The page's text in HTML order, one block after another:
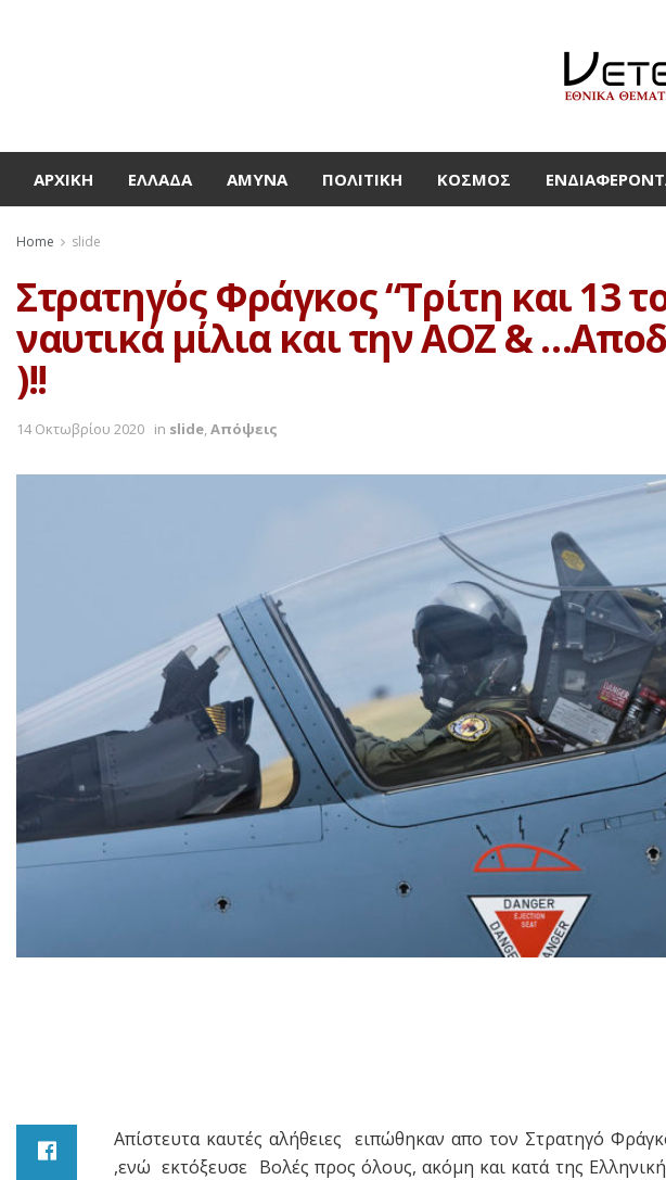
ΑΡΧΙΚΉ ΕΛΛΆΔΑ ΆΜΥΝΑ ΠΟΛΙΤΙΚΉ ΚΌΣΜΟΣ
Home slide
Στρατηγός Φράγκος “Τρίτη και 13
ναυτικά μίλια και την ΑΟΖ &
)!!
14 Οκτωβρίου 2020 in slide,Απόψεις
Απίστευτα καυτές αλήθειες ειπώθηκαν απο τον Στρατηγό
,ενώ εκτόξευσε Βολές προς όλους, ακόμη και κατά της